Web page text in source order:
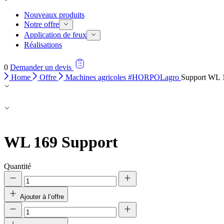
Nouveaux produits
Notre offre
Application de feux
Réalisations
0 Demander un devis
Home
Offre Machines agricoles #HORPOLagro Support WL
WL 169 Support
Quantité
Ajouter à l’offre